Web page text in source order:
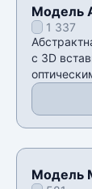
Модель
1 337
с 3D
Модель